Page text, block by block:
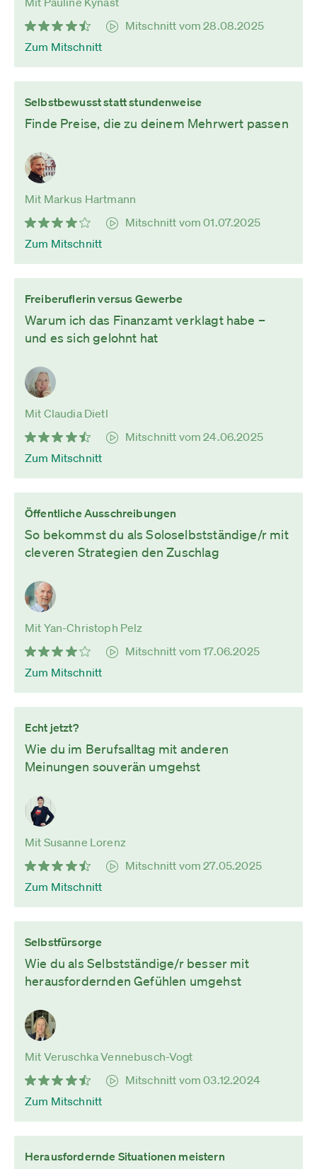
Mitschnitt vom 28.08.2025
Zum Mitschnitt
Selbstbewusst statt stundenweise
Finde Preise, die zu deinem Mehrwert passen
Mit Markus Hartmann
Mitschnitt vom 01.07.2025
Zum Mitschnitt
Freiberuflerin versus Gewerbe
Warum ich das Finanzamt verklagt habe –
und es sich gelohnt hat
Mit Claudia Dietl
Mitschnitt vom 24.06.2025
Zum Mitschnitt
Öffentliche Ausschreibungen
So bekommst du als Soloselbstständige/r mit
cleveren Strategien den Zuschlag
Mit Yan-Christoph Pelz
Mitschnitt vom 17.06.2025
Zum Mitschnitt
Echt jetzt?
Wie du im Berufsalltag mit anderen
Meinungen souverän umgehst
Mit Susanne Lorenz
Mitschnitt vom 27.05.2025
Zum Mitschnitt
Selbstfürsorge
Wie du als Selbstständige/r besser mit
herausfordernden Gefühlen umgehst
Mit Veruschka Vennebusch-Vogt
Mitschnitt vom 03.12.2024
Zum Mitschnitt
Herausfordernde Situationen meistern